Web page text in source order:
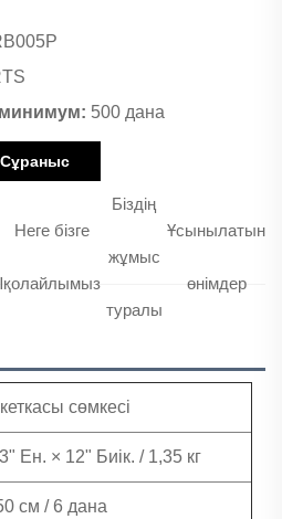
500 дана
Сұраныс
Неге бізге
қолайлымыз
Біздің
жұмыс
туралы
Ұсынылатын
өнімдер
сөмкесі
Ен. × 12" Биік. / 1,35 кг
см / 6 дана